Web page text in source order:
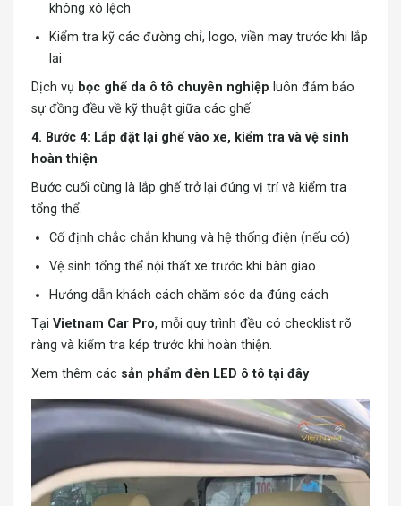
không xô lệch
Kiểm tra kỹ các đường chỉ, logo, viền may trước khi lắp
lại
Dịch vụ bọc ghế da ô tô chuyên nghiệp luôn đảm bảo
sự đồng đều về kỹ thuật giữa các ghế.
4. Bước 4: Lắp đặt lại ghế vào xe, kiểm tra và vệ sinh
hoàn thiện
Bước cuối cùng là lắp ghế trở lại đúng vị trí và kiểm tra
tổng thể.
Cố định chắc chắn khung và hệ thống điện (nếu có)
Vệ sinh tổng thể nội thất xe trước khi bàn giao
Hướng dẫn khách cách chăm sóc da đúng cách
Tại Vietnam Car Pro, mỗi quy trình đều có checklist rõ
ràng và kiểm tra kép trước khi hoàn thiện.
Xem thêm các sản phẩm đèn LED ô tô tại đây